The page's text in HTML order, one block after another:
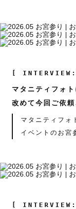
[
マタニティフォ
改めて今回ご依
マタニティフォ
イベントのお宮
[